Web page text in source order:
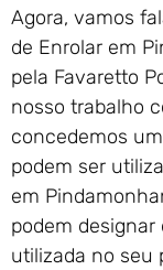
Agora, vamos
de Enrolar em
pela Favaretto
nosso trabalho
concedemos
podem ser
em
podem
utilizada no seu